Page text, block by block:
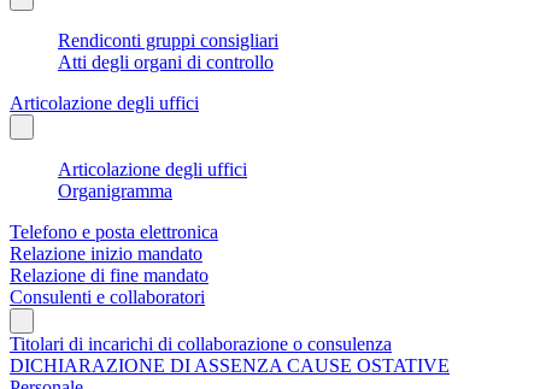
Rendiconti gruppi consigliari
Atti degli organi di controllo
Articolazione degli uffici
Articolazione degli uffici
Organigramma
Telefono e posta elettronica
Relazione inizio mandato
Relazione di fine mandato
Consulenti e collaboratori
Titolari di incarichi di collaborazione o consulenza
DICHIARAZIONE DI ASSENZA CAUSE OSTATIVE